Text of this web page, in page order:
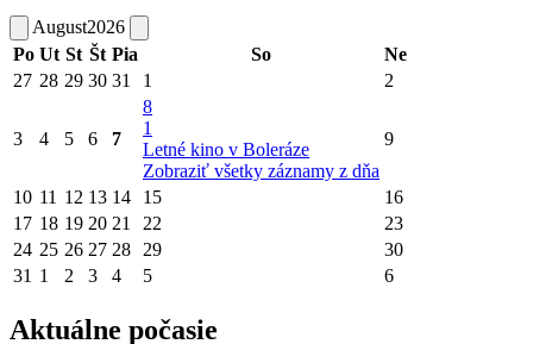
August2026
Po Ut St Št Pia So
Ne
27 28 29 30 31 1 2
3 4 5 6 7
8
1
Letné kino v Boleráze
Zobraziť všetky záznamy z dňa
9
10 11 12 13 14 15
16
17 18 19 20 21 22
23
24 25 26 27 28 29
30
31 1 2 3 4 5 6
Aktuálne počasie